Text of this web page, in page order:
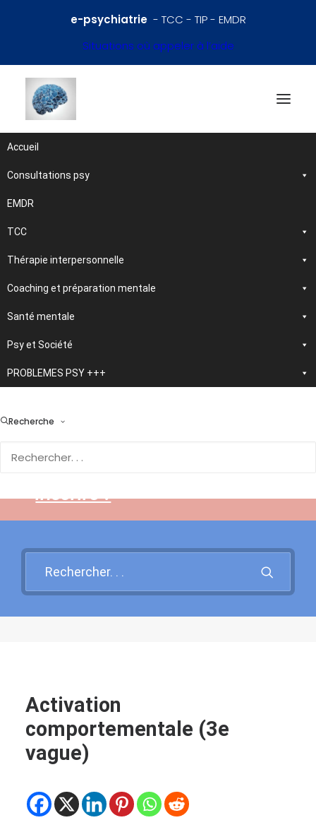
e-psychiatrie- TCC - TIP - EMDR
Situations où appeler à l’aide
Accueil
Consultations psy
EMDR
TCC
Thérapie interpersonnelle
Coaching et préparation mentale
Santé mentale
Psy et Société
PROBLEMES PSY +++
Recherche
et santé mentale
Traitements et
psychothérapies
nouvelle application
Rendez-vous sur cette page
inscrire !
Activation
comportementale (3e
vague)